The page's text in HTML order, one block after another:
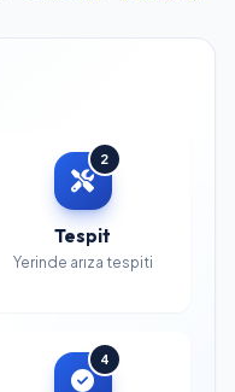
2
Tespit
Yerinde arıza tespiti
4